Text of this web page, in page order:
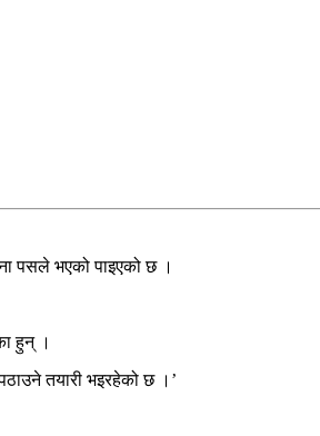
पसले भएको पाइएको छ ।
हुन् ।
तयारी भइरहेको छ ।’